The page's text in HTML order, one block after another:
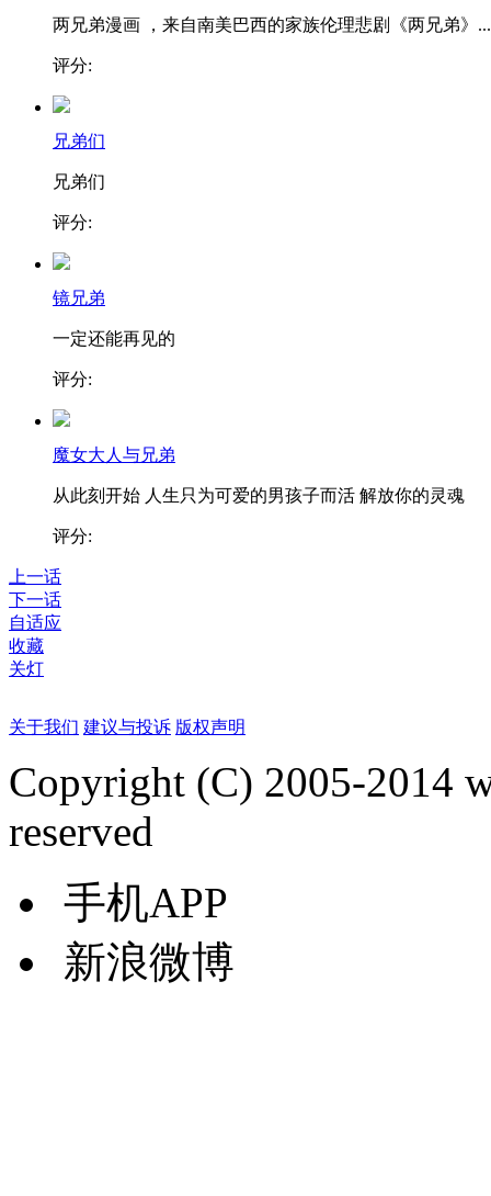
两兄弟漫画 ，来自南美巴西的家族伦理悲剧《两兄弟》...
评分:
兄弟们
兄弟们
评分:
镜兄弟
一定还能再见的
评分:
魔女大人与兄弟
从此刻开始 人生只为可爱的男孩子而活 解放你的灵魂
评分:
上一话
下一话
自适应
收藏
关灯
关于我们 建议与投诉 版权声明
Copyright (C) 2005-2014
reserved
手机APP
新浪微博